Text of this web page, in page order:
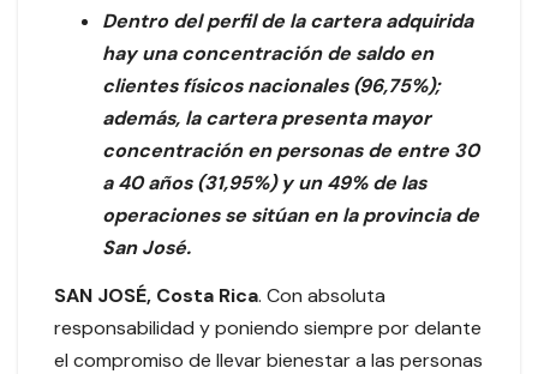
Dentro del perfil de la cartera adquirida
hay una concentración de saldo en
clientes físicos nacionales (96,75%);
además, la cartera presenta mayor
concentración en personas de entre 30
a 40 años (31,95%) y un 49% de las
operaciones se sitúan en la provincia de
San José.
SAN JOSÉ, Costa Rica. Con absoluta
responsabilidad y poniendo siempre por delante
el compromiso de llevar bienestar a las personas